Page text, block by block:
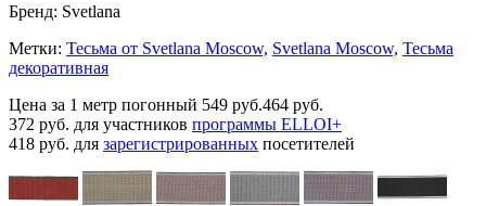
Бренд: Svetlana
Метки: Тесьма от Svetlana Moscow, Svetlana Moscow, Тесьма
декоративная
Цена за 1 метр погонный 549 руб.464 руб.
372 руб. для участников программы ELLOI+
418 руб. для зарегистрированных посетителей